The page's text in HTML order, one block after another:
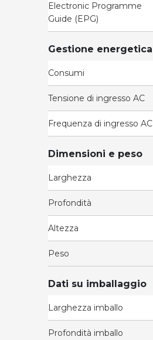
Electronic Programme
Guide (EPG)
Gestione energetica
Consumi
Tensione di ingresso AC
Frequenza di ingresso AC
Dimensioni e peso
Larghezza
Profondità
Altezza
Peso
Dati su imballaggio
Larghezza imballo
Profondità imballo